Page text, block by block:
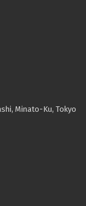
Minato-Ku, Tokyo